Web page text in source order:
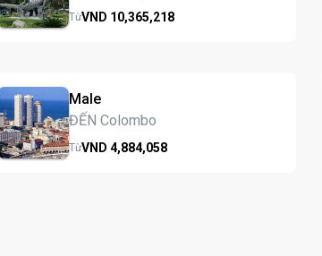
TừVND 10,365,218
Male
ĐẾN Colombo
TừVND 4,884,058